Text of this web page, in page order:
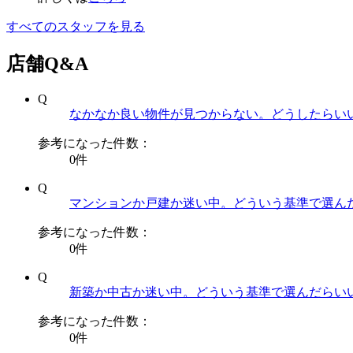
すべてのスタッフを見る
店舗Q&A
Q
なかなか良い物件が見つからない。どうしたらい
参考になった件数：
0件
Q
マンションか戸建か迷い中。どういう基準で選ん
参考になった件数：
0件
Q
新築か中古か迷い中。どういう基準で選んだらい
参考になった件数：
0件